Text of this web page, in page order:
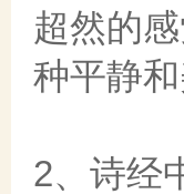
超然的
种平静
2、诗经